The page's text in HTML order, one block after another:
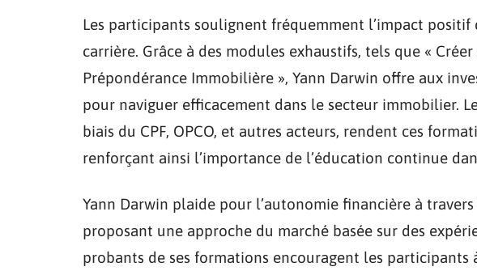
Les participants soulignent fréquemment l’impact
carrière. Grâce à des modules exhaustifs, tels que «
Prépondérance Immobilière », Yann Darwin offre aux
pour naviguer efficacement dans le secteur immobilier.
biais du CPF, OPCO, et autres acteurs, rendent ces
renforçant ainsi l’importance de l’éducation continue
Yann Darwin plaide pour l’autonomie financière à
proposant une approche du marché basée sur des
probants de ses formations encouragent les participants